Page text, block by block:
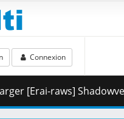
Connexion
Shadowverse Flame - 25 [1080p][Multiple